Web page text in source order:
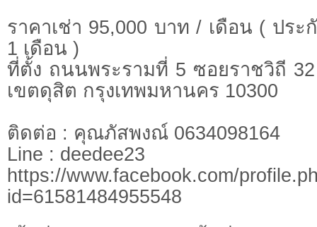
ราคาเช่า 95,000 บาท / เดือน ( ปร
1 เดือน )
ที่ตั้ง ถนนพระรามที่ 5 ซอยราชวิถี
เขตดุสิต กรุงเทพมหานคร 10300
ติดต่อ : คุณภัสพงณ์ 0634098164
Line : deedee23
https://www.facebook.com/
id=61581484955548